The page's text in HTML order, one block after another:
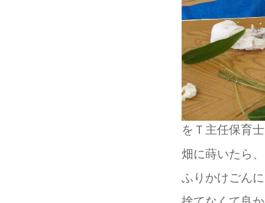
をＴ主任保育
畑に蒔いたら
ふりかけごん